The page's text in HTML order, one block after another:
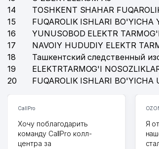
14
TOSHKENT SHAHAR
15
FUQAROLIK ISHLARI BO'YICHA
16
YUNUSOBOD ELEKTR
17
NAVOIY HUDUDIY ELEKTR
18
Ташкентский следственный
19
ELEKTRTARMOG'I
20
FUQAROLIK ISHLARI
CallPro
Хочу поблагодарить
команду CallPro колл-
центра за
Я